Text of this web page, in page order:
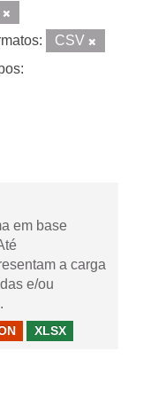
CSV
em base
a carga
e/ou
XLSX